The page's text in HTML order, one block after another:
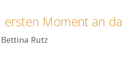
ersten Moment an da
Bettina Rutz